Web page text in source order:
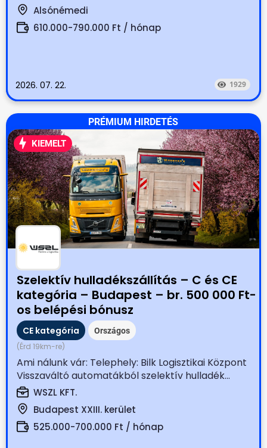
Alsónémedi
610.000-790.000 Ft / hónap
2026. 07. 22. 1929
PRÉMIUM HIRDETÉS
KIEMELT
Szelektív hulladékszállítás – C és CE
kategória – Budapest – br. 500 000 Ft-
os belépési bónusz
CE kategória Országos
(Érd 19km-re)
Ami nálunk vár: Telephely: Bilk Logisztikai Központ
Visszaváltó automatákból szelektív hulladék...
WSZL KFT.
Budapest XXIII. kerület
525.000-700.000 Ft / hónap